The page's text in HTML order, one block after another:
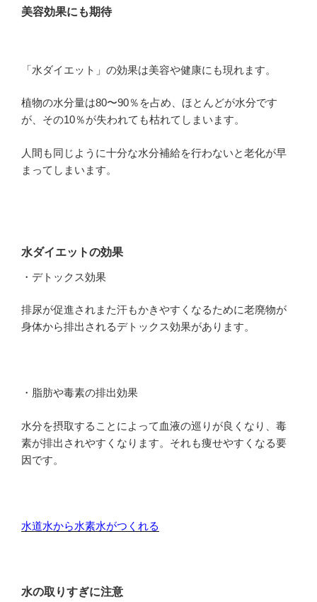
美容効果にも期待
「水ダイエット」の効果は美容や健康にも現れます。
植物の水分量は80〜90％を占め、ほとんどが水分です
が、その10％が失われても枯れてしまいます。
人間も同じように十分な水分補給を行わないと老化が早
まってしまいます。
水ダイエットの効果
・デトックス効果
排尿が促進されまた汗もかきやすくなるために老廃物が
身体から排出されるデトックス効果があります。
・脂肪や毒素の排出効果
水分を摂取することによって血液の巡りが良くなり、毒
素が排出されやすくなります。それも痩せやすくなる要
因です。
水道水から水素水がつくれる
水の取りすぎに注意